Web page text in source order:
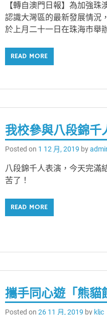
【轉自澳門日報】為加強
認識大灣區的最新發展情況
於上月二十一日在珠海市舉
READ MORE
我校參與八段錦千
Posted on 1 12 月, 2019 by
八段錦千人表演，今天完滿
苦了！
READ MORE
攜手同心遊「熊貓
Posted on26 11 月, 2019 by kljc